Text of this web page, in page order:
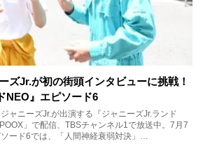
ズJr.が初の街頭インタビューに挑戦！
NEO』エピソード6
ャニーズJr.が出演する『ジャニーズJr.ランド
」で配信、TBSチャンネル1で放送中。7月7
ード6では、「人間神経衰弱対決」…